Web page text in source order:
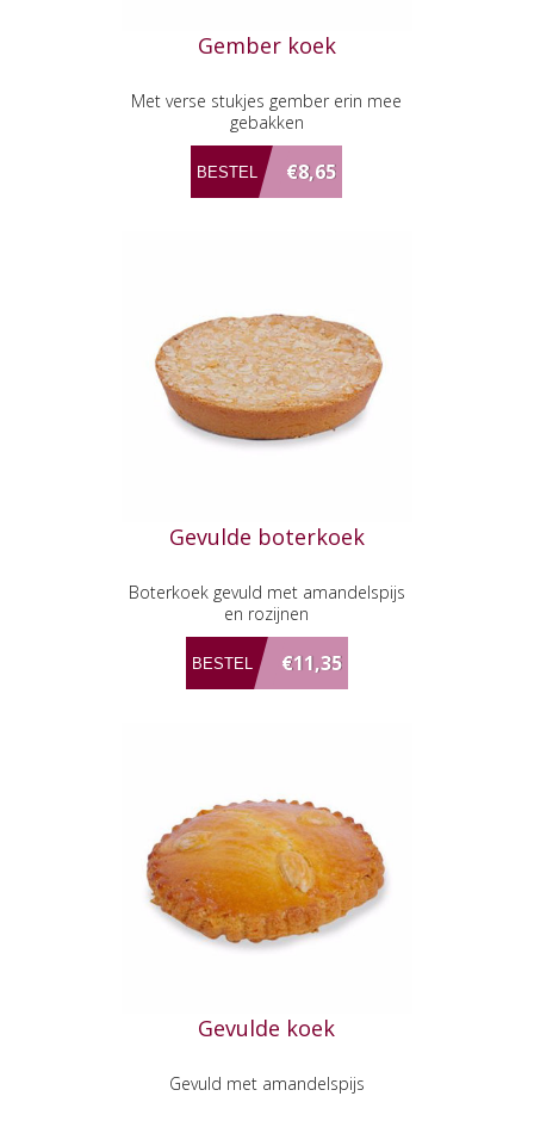
Gember koek
Met verse stukjes gember erin mee
gebakken
€8,65
Gevulde boterkoek
Boterkoek gevuld met amandelspijs
en rozijnen
€11,35
Gevulde koek
Gevuld met amandelspijs